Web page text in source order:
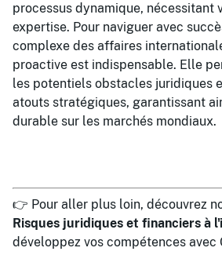
processus dynamique, nécessitant
expertise. Pour naviguer avec
complexe des affaires
proactive est indispensable. Elle
les potentiels obstacles juridiques
atouts stratégiques, garantissant
durable sur les marchés mondiaux.
👉 Pour aller plus loin, découvrez
Risques juridiques et financiers à
développez vos compétences avec